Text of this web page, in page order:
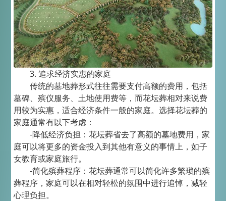
3. 追求经济实惠的家庭
传统的墓地葬形式往往需要支付高额的费用，包括
墓碑、殡仪服务、土地使用费等，而花坛葬相对来说费
用较为实惠，适合经济条件一般的家庭。选择花坛葬的
家庭通常有以下考虑：
-降低经济负担：花坛葬省去了高额的墓地费用，家
庭可以将更多的资金投入到其他有意义的事情上，如子
女教育或家庭旅行。
-简化殡葬程序：花坛葬通常可以简化许多繁琐的殡
葬程序，家庭可以在相对轻松的氛围中进行追悼，减轻
心理负担。